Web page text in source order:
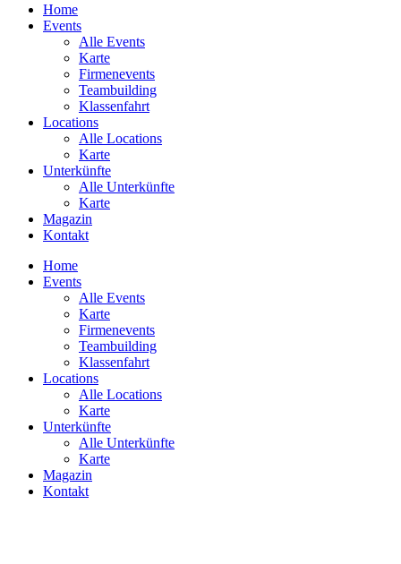
Home
Events
Alle Events
Karte
Firmenevents
Teambuilding
Klassenfahrt
Locations
Alle Locations
Karte
Unterkünfte
Alle Unterkünfte
Karte
Magazin
Kontakt
Home
Events
Alle Events
Karte
Firmenevents
Teambuilding
Klassenfahrt
Locations
Alle Locations
Karte
Unterkünfte
Alle Unterkünfte
Karte
Magazin
Kontakt